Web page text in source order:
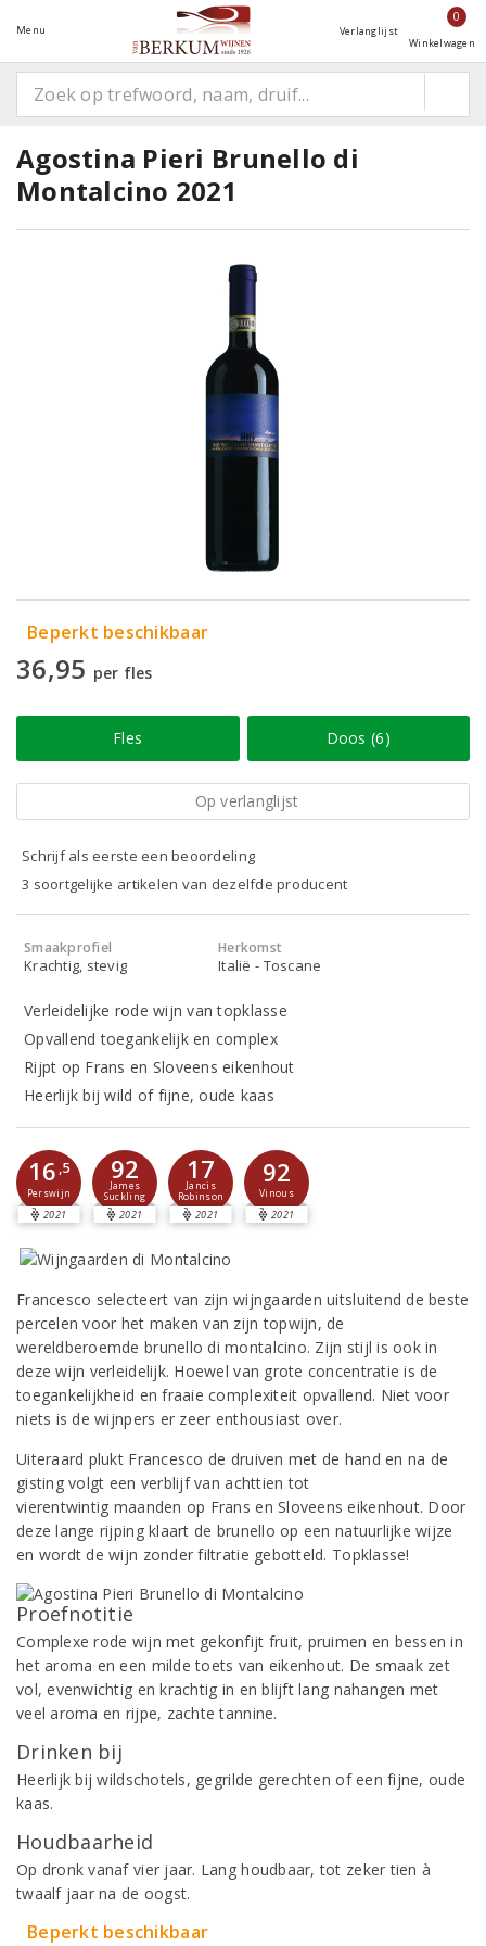
Menu Verlanglijst
0
Winkelwagen
Agostina Pieri Brunello di
Montalcino 2021
Beperkt beschikbaar
36,95 per fles
Fles Doos (6)
Op verlanglijst
Schrijf als eerste een beoordeling
3 soortgelijke artikelen van dezelfde producent
Smaakprofiel
Krachtig, stevig
Herkomst
Italië - Toscane
Verleidelijke rode wijn van topklasse
Opvallend toegankelijk en complex
Rijpt op Frans en Sloveens eikenhout
Heerlijk bij wild of fijne, oude kaas
16 ,5
Perswijn
2021
92
James
Suckling
2021
17
Jancis
Robinson
2021
92
Vinous
2021
Francesco selecteert van zijn wijngaarden uitsluitend de beste
percelen voor het maken van zijn topwijn, de
wereldberoemde brunello di montalcino. Zijn stijl is ook in
deze wijn verleidelijk. Hoewel van grote concentratie is de
toegankelijkheid en fraaie complexiteit opvallend. Niet voor
niets is de wijnpers er zeer enthousiast over.
Uiteraard plukt Francesco de druiven met de hand en na de
gisting volgt een verblijf van achttien tot
vierentwintig maanden op Frans en Sloveens eikenhout. Door
deze lange rijping klaart de brunello op een natuurlijke wijze
en wordt de wijn zonder filtratie gebotteld. Topklasse!
Proefnotitie
Complexe rode wijn met gekonfijt fruit, pruimen en bessen in
het aroma en een milde toets van eikenhout. De smaak zet
vol, evenwichtig en krachtig in en blijft lang nahangen met
veel aroma en rijpe, zachte tannine.
Drinken bij
Heerlijk bij wildschotels, gegrilde gerechten of een fijne, oude
kaas.
Houdbaarheid
Op dronk vanaf vier jaar. Lang houdbaar, tot zeker tien à
twaalf jaar na de oogst.
Beperkt beschikbaar